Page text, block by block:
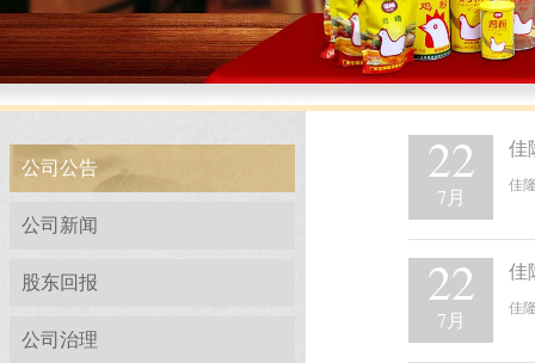
公司公告
公司新闻
股东回报
公司治理
22
7月
佳
佳
22
7月
佳
佳